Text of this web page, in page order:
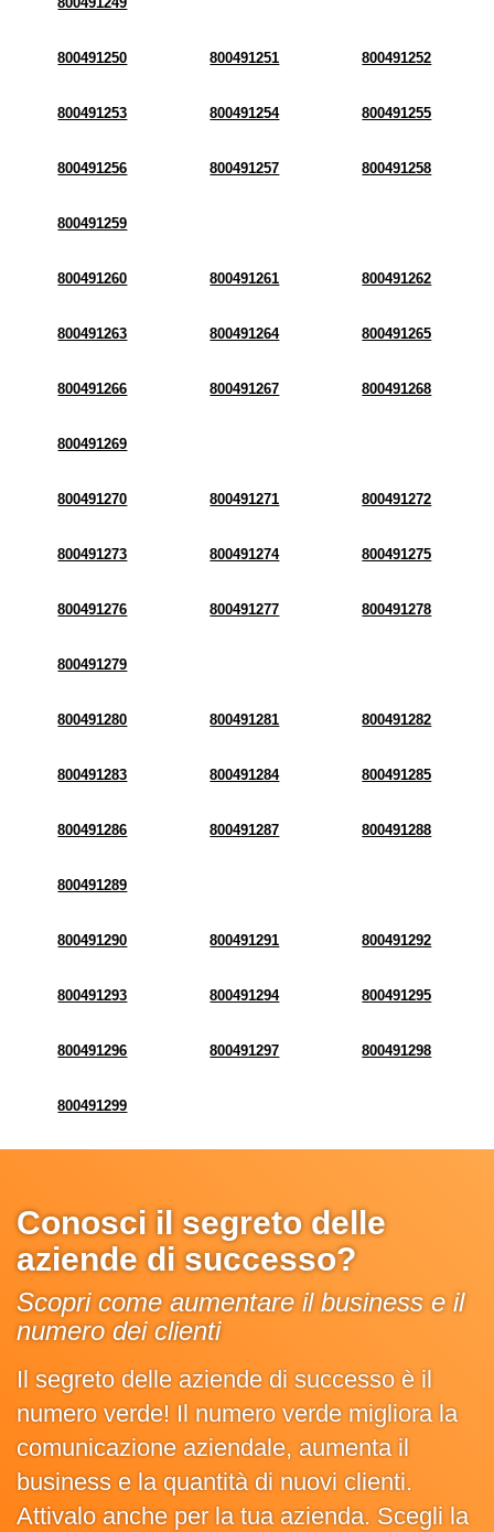
800491250 800491251 800491252
800491253 800491254 800491255
800491256 800491257 800491258
800491259
800491260 800491261 800491262
800491263 800491264 800491265
800491266 800491267 800491268
800491269
800491270 800491271 800491272
800491273 800491274 800491275
800491276 800491277 800491278
800491279
800491280 800491281 800491282
800491283 800491284 800491285
800491286 800491287 800491288
800491289
800491290 800491291 800491292
800491293 800491294 800491295
800491296 800491297 800491298
800491299
Conosci il segreto delle
aziende di successo?
Scopri come aumentare il business e il
numero dei clienti
Il segreto delle aziende di successo è il
numero verde! Il numero verde migliora la
comunicazione aziendale, aumenta il
business e la quantità di nuovi clienti.
Attivalo anche per la tua azienda. Scegli la